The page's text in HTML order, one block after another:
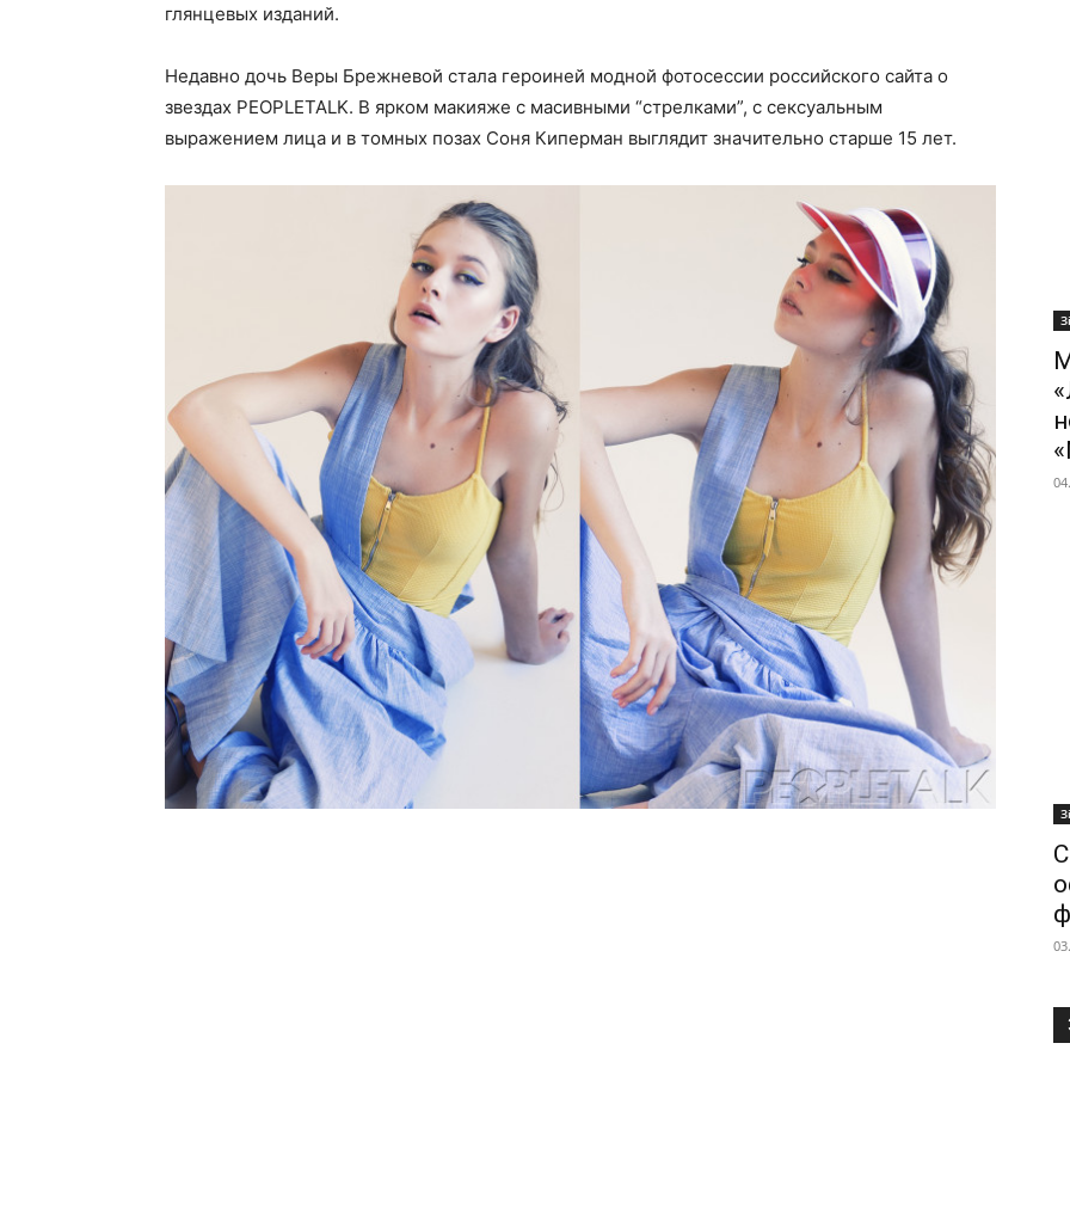
глянцевых изданий.
Недавно дочь Веры Брежневой стала героиней модной фотосессии российского сайта о
звездах PEOPLETALK. В ярком макияже с масивными “стрелками”, с сексуальным
выражением лица и в томных позах Соня Киперман выглядит значительно старше 15 лет.